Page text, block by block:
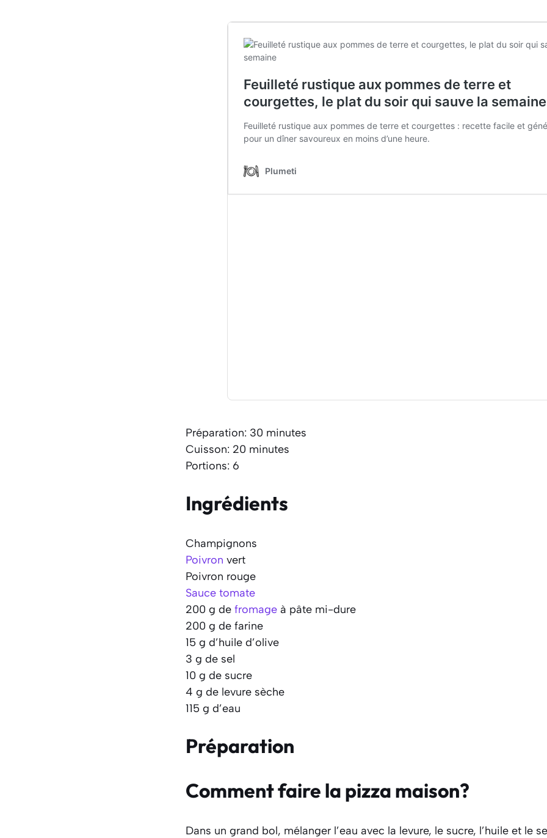
Préparation: 30 minutes
Cuisson: 20 minutes
Portions: 6
Ingrédients
Champignons
Poivron vert
Poivron rouge
Sauce tomate
200 g de fromage à pâte mi-dure
200 g de farine
15 g d’huile d’olive
3 g de sel
10 g de sucre
4 g de levure sèche
115 g d’eau
Préparation
Comment faire la pizza maison?
Dans un grand bol, mélanger l’eau avec la levure, le sucre, l’huile et le